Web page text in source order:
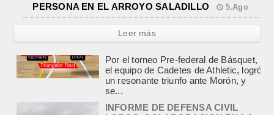
PERSONA EN EL ARROYO SALADILLO
5.Ago
Leer más
INFORME DE DEFENSA CIVIL
LOBOS, COLABORACION EN LA
BUSQUEDA DE UNA PERSONA EN
EL ARROYO SALADILLO
agosto 5, 2026